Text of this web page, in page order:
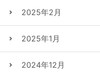
2025年2月
2025年1月
2024年12月